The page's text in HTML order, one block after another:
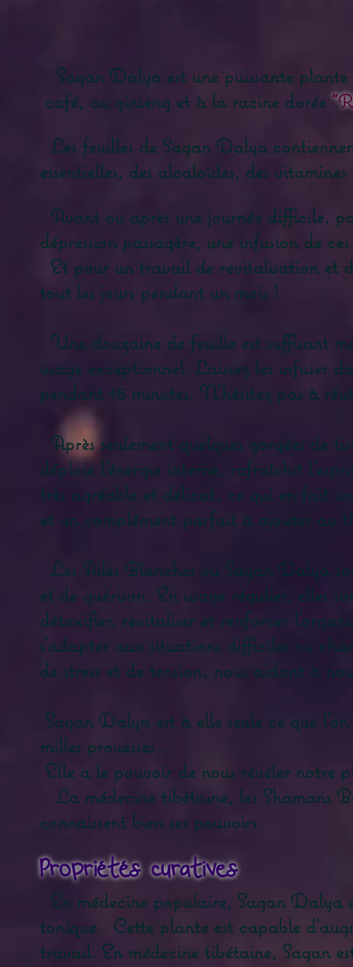
Sagan Dalya est une puissante
café, au ginseng et à la racine dorée
Les feuilles de Sagan Dalya
essentielles, des alcaloïdes, des
Avant ou après une journée difficile,
dépression passagère, une infusion de
Et pour un travail de revitalisation et
tout les jours pendant un mois !
Une douzaine de feuille est suffisant
usage exceptionnel. Laissez les infuser
pendant 15 minutes. N'hésitez pas à
Après seulement quelques gorgées
déploie l'énergie interne, rafraîchit
très agréable et délicat, ce qui en fait
et un complément parfait à ajouter au
Les Ailes Blanches ou Sagan Dalya
et de guérison. En usage régulier, elles
détoxifier, revitaliser et renforcer
s'adapter aux situations difficiles ou
de stress et de tension, nous aidant à
Sagan Dalya est à elle seule ce que
milles prouesses...
Elle a le pouvoir de nous révéler notre
La médecine tibétaine, les Shamans
connaissent bien ses pouvoirs.
Propriétés curatives
En médecine populaire, Sagan Dalya
tonique. Cette plante est capable
travail. En médecine tibétaine, Sagan